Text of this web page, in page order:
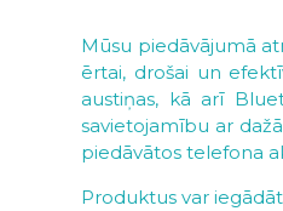
Mūsu piedāvājumā
ērtai, drošai un
austiņas, kā arī
savietojamību ar
piedāvātos telefona
Produktus var